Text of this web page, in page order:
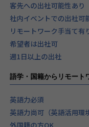
客先への出社可能性あり
社内イベントでの出社可
リモートワーク手当て有
希望者は出社可
週1日以上の出社
語学・国籍からリモート
英語力必須
英語力尚可（英語活用環
外国籍の方OK